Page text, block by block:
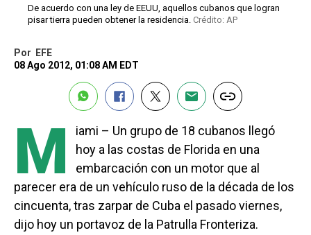
De acuerdo con una ley de EEUU, aquellos cubanos que logran
pisar tierra pueden obtener la residencia. Crédito: AP
Por EFE
08 Ago 2012, 01:08 AM EDT
M
iami – Un grupo de 18 cubanos llegó
hoy a las costas de Florida en una
embarcación con un motor que al
parecer era de un vehículo ruso de la década de los
cincuenta, tras zarpar de Cuba el pasado viernes,
dijo hoy un portavoz de la Patrulla Fronteriza.